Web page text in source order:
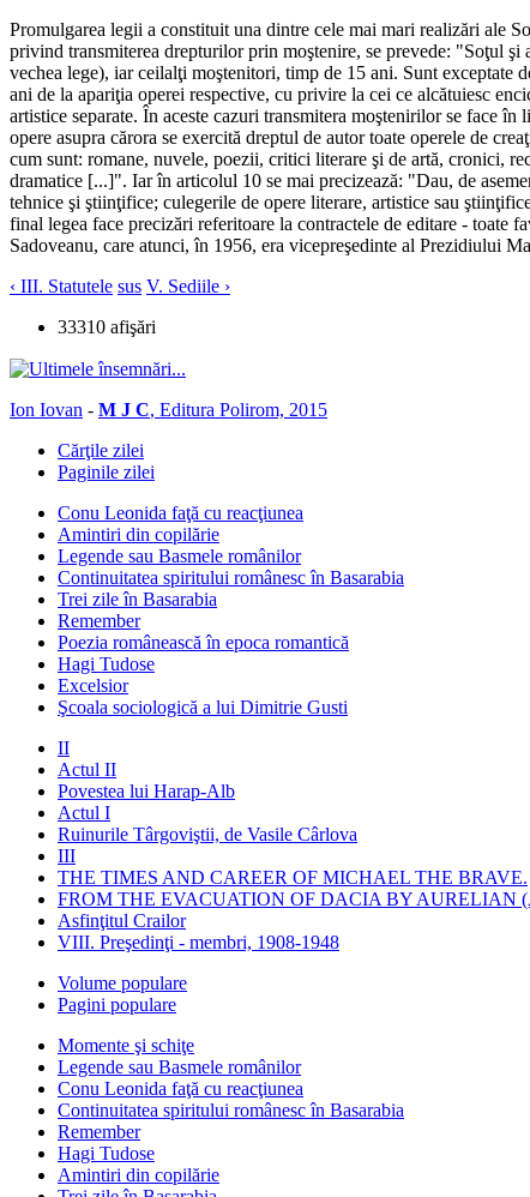
Promulgarea legii a constituit una dintre cele mai mari realizări ale
privind transmiterea drepturilor prin moştenire, se prevede: "Soţul
vechea lege), iar ceilalţi moştenitori, timp de 15 ani. Sunt exceptate
ani de la apariţia operei respective, cu privire la cei ce alcătuiesc
artistice separate. În aceste cazuri transmitera moştenirilor se face
opere asupra cărora se exercită dreptul de autor toate operele de
cum sunt: romane, nuvele, poezii, critici literare şi de artă, cronici,
dramatice [...]". Iar în articolul 10 se mai precizează: "Dau, de
tehnice şi ştiinţifice; culegerile de opere literare, artistice sau
final legea face precizări referitoare la contractele de editare - toate
Sadoveanu, care atunci, în 1956, era vicepreşedinte al Prezidiului
‹ III. Statutele sus V. Sediile ›
33310 afişări
Ion Iovan - M J C, Editura Polirom, 2015
Cărţile zilei
Paginile zilei
Conu Leonida faţă cu reacţiunea
Amintiri din copilărie
Legende sau Basmele românilor
Continuitatea spiritului românesc în Basarabia
Trei zile în Basarabia
Remember
Poezia românească în epoca romantică
Hagi Tudose
Excelsior
Şcoala sociologică a lui Dimitrie Gusti
II
Actul II
Povestea lui Harap-Alb
Actul I
Ruinurile Târgoviştii, de Vasile Cârlova
III
THE TIMES AND CAREER OF MICHAEL THE BRAVE.
FROM THE EVACUATION OF DACIA BY AURELIAN
Asfinţitul Crailor
VIII. Preşedinţi - membri, 1908-1948
Volume populare
Pagini populare
Momente şi schiţe
Legende sau Basmele românilor
Conu Leonida faţă cu reacţiunea
Continuitatea spiritului românesc în Basarabia
Remember
Hagi Tudose
Amintiri din copilărie